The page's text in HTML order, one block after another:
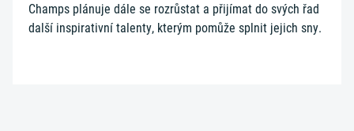
Champs plánuje dále se rozrůstat a přijímat do svých řad
další inspirativní talenty, kterým pomůže splnit jejich sny.